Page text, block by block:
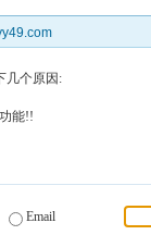
几个原因:
能!!
Email